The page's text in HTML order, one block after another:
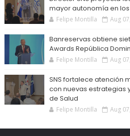
mayor autonomía en
Felipe Montilla Aug
Banreservas obtiene
Awards República
Felipe Montilla Aug
SNS fortalece atención
con nuevas estrategias
de Salud
Felipe Montilla Aug